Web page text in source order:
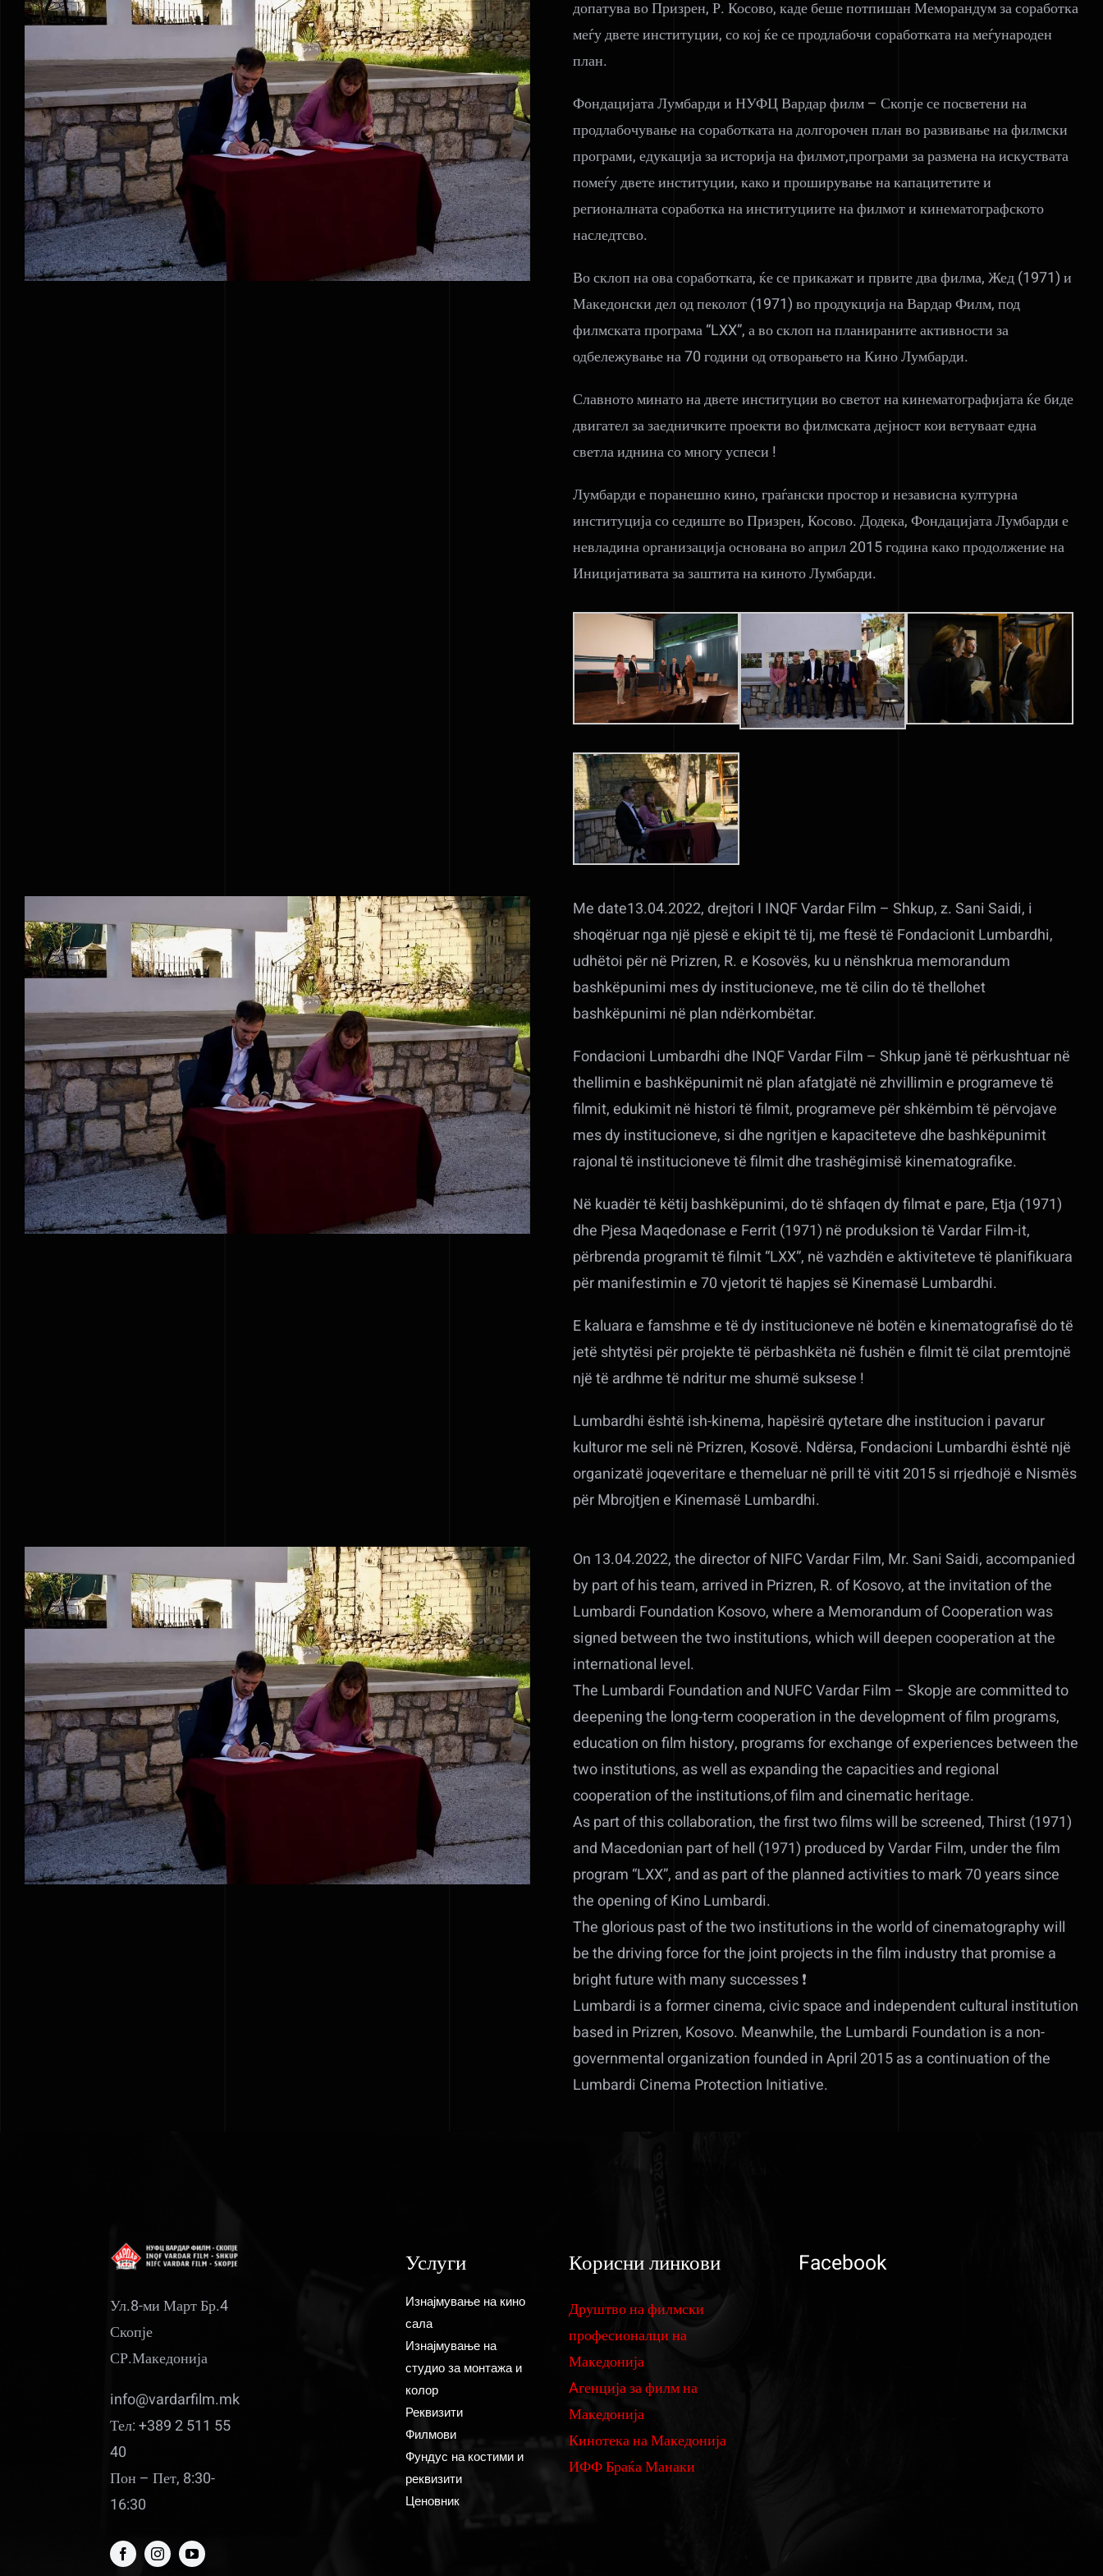
допатува во Призрен, Р. Косово, каде беше потпишан Меморандум за соработка
меѓу двете институции, со кој ќе се продлабочи соработката на меѓународен
план.
Фондацијата Лумбарди и НУФЦ Вардар филм – Скопје се посветени на
продлабочување на соработката на долгорочен план во развивање на филмски
програми, едукација за историја на филмот,програми за размена на искуствата
помеѓу двете институции, како и проширување на капацитетите и
регионалната соработка на институциите на филмот и кинематографското
наследтсво.
Во склоп на ова соработката, ќе се прикажат и првите два филма, Жед (1971) и
Македонски дел од пеколот (1971) во продукција на Вардар Филм, под
филмската програма “LXX”, а во склоп на планираните активности за
одбележување на 70 години од отворањето на Кино Лумбарди.
Славното минато на двете институции во светот на кинематографијата ќе биде
двигател за заедничките проекти во филмската дејност кои ветуваат една
светла иднина со многу успеси !
Лумбарди е поранешно кино, граѓански простор и независна културна
институција со седиште во Призрен, Косово. Додека, Фондацијата Лумбарди е
невладина организација основана во април 2015 година како продолжение на
Иницијативата за заштита на киното Лумбарди.
Me date13.04.2022, drejtori I INQF Vardar Film – Shkup, z. Sani Saidi, i
shoqëruar nga një pjesë e ekipit të tij, me ftesë të Fondacionit Lumbardhi,
udhëtoi për në Prizren, R. e Kosovës, ku u nënshkrua memorandum
bashkëpunimi mes dy institucioneve, me të cilin do të thellohet
bashkëpunimi në plan ndërkombëtar.
Fondacioni Lumbardhi dhe INQF Vardar Film – Shkup janë të përkushtuar në
thellimin e bashkëpunimit në plan afatgjatë në zhvillimin e programeve të
filmit, edukimit në histori të filmit, programeve për shkëmbim të përvojave
mes dy institucioneve, si dhe ngritjen e kapaciteteve dhe bashkëpunimit
rajonal të institucioneve të filmit dhe trashëgimisë kinematografike.
Në kuadër të këtij bashkëpunimi, do të shfaqen dy filmat e pare, Etja (1971)
dhe Pjesa Maqedonase e Ferrit (1971) në produksion të Vardar Film-it,
përbrenda programit të filmit “LXX”, në vazhdën e aktiviteteve të planifikuara
për manifestimin e 70 vjetorit të hapjes së Kinemasë Lumbardhi.
E kaluara e famshme e të dy institucioneve në botën e kinematografisë do të
jetë shtytësi për projekte të përbashkëta në fushën e filmit të cilat premtojnë
një të ardhme të ndritur me shumë suksese !
Lumbardhi është ish-kinema, hapësirë qytetare dhe institucion i pavarur
kulturor me seli në Prizren, Kosovë. Ndërsa, Fondacioni Lumbardhi është një
organizatë joqeveritare e themeluar në prill të vitit 2015 si rrjedhojë e Nismës
për Mbrojtjen e Kinemasë Lumbardhi.
On 13.04.2022, the director of NIFC Vardar Film, Mr. Sani Saidi, accompanied
by part of his team, arrived in Prizren, R. of Kosovo, at the invitation of the
Lumbardi Foundation Kosovo, where a Memorandum of Cooperation was
signed between the two institutions, which will deepen cooperation at the
international level.
The Lumbardi Foundation and NUFC Vardar Film – Skopje are committed to
deepening the long-term cooperation in the development of film programs,
education on film history, programs for exchange of experiences between the
two institutions, as well as expanding the capacities and regional
cooperation of the institutions,of film and cinematic heritage.
As part of this collaboration, the first two films will be screened, Thirst (1971)
and Macedonian part of hell (1971) produced by Vardar Film, under the film
program “LXX”, and as part of the planned activities to mark 70 years since
the opening of Kino Lumbardi.
The glorious past of the two institutions in the world of cinematography will
be the driving force for the joint projects in the film industry that promise a
bright future with many successes ❗
Lumbardi is a former cinema, civic space and independent cultural institution
based in Prizren, Kosovo. Meanwhile, the Lumbardi Foundation is a non-
governmental organization founded in April 2015 as a continuation of the
Lumbardi Cinema Protection Initiative.
Ул.8-ми Март Бр.4
Скопје
СР.Македонија
info@vardarfilm.mk
Тел: +389 2 511 55
40
Пон – Пет, 8:30-
16:30
Услуги
Изнајмување на кино
сала
Изнајмување на
студио за монтажа и
колор
Реквизити
Филмови
Фундус на костими и
реквизити
Ценовник
Корисни линкови
Друштво на филмски
професионалци на
Македонија
Aгенција за филм на
Македонија
Кинотека на Македонија
ИФФ Браќа Манаки
Facebook